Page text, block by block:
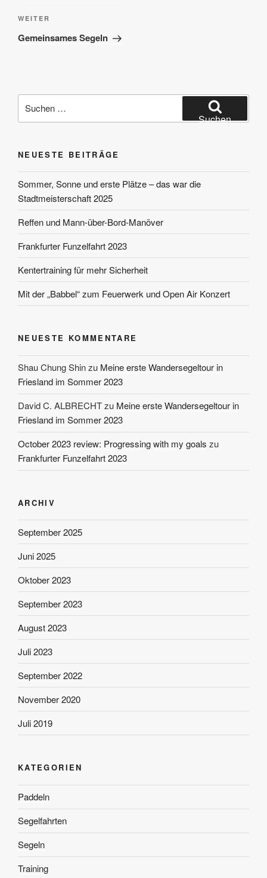
Nächster
Beitrag
WEITER
Gemeinsames Segeln
nach:
Suchen
NEUESTE BEITRÄGE
Sommer, Sonne und erste Plätze – das war die
Stadtmeisterschaft 2025
Reffen und Mann-über-Bord-Manöver
Frankfurter Funzelfahrt 2023
Kentertraining für mehr Sicherheit
Mit der „Babbel“ zum Feuerwerk und Open Air Konzert
NEUESTE KOMMENTARE
Shau Chung Shinzu Meine erste Wandersegeltour in
Friesland im Sommer 2023
David C. ALBRECHTzu Meine erste Wandersegeltour in
Friesland im Sommer 2023
October 2023 review: Progressing with my goals zu
Frankfurter Funzelfahrt 2023
ARCHIV
September 2025
Juni 2025
Oktober 2023
September 2023
August 2023
Juli 2023
September 2022
November 2020
Juli 2019
KATEGORIEN
Paddeln
Segelfahrten
Segeln
Training